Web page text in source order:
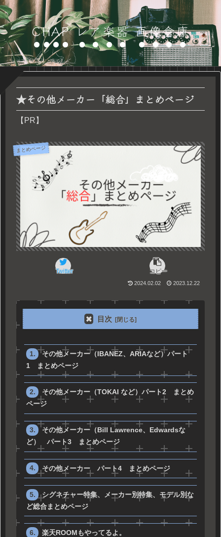
CHAP レア楽器 画像倉庫
★その他メーカー「総合」まとめページ
【PR】
まとめページ
Twitter コピー
2024.02.02 2023.12.22
目次
その他メーカー（IBANEZ、ARIAなど）パート
1 まとめページ
その他メーカー（TOKAI など）パート2 まとめ
ページ
その他メーカー（Bill Lawrence、Edwardsな
ど） パート3 まとめページ
その他メーカー パート4 まとめページ
シグネチャー特集、メーカー別特集、モデル別な
ど総合まとめページ
楽天ROOMもやってるよ。